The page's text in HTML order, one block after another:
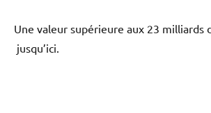
Une valeur supérieure aux 23 milliards
jusqu’ici.